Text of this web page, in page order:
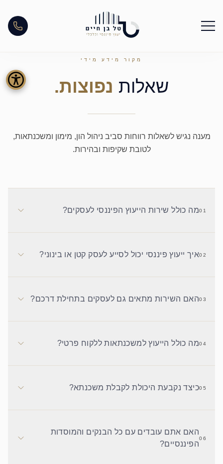
מקור מידע מידי
שאלות נפוצות.
מענה נגיש לשאלות רווחות סביב ניהול הון, מימון ומשכנתאות,
לטובת שקיפות ובהירות.
01מה כולל שירות הייעוץ הפיננסי לעסקים?
02איך ייעוץ פיננסי יכול לסייע לעסק קטן או בינוני?
03האם השירות מתאים גם לעסקים בתחילת דרכם?
04מה כולל הייעוץ למשכנתאות ללקוח פרטי?
05כיצד נקבעת היכולת לקבלת משכנתא?
06
האם אתם עובדים עם כל הבנקים והמוסדות
הפיננסיים?